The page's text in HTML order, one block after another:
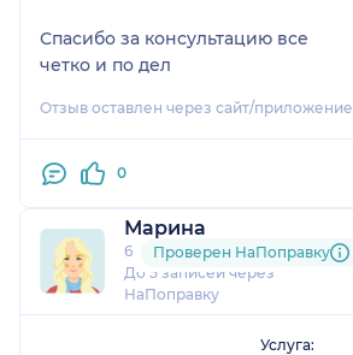
Спасибо за консультацию все
четко и по дел
Отзыв оставлен через сайт/приложение
0
Марина
6 отзывов
До 5 записей через
НаПоправку
Проверен НаПоправку
Услуга: